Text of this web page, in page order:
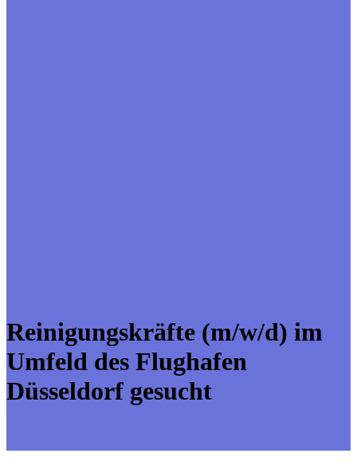
Reinigungskräfte (m/w/d) im
Umfeld des Flughafen
Düsseldorf gesucht